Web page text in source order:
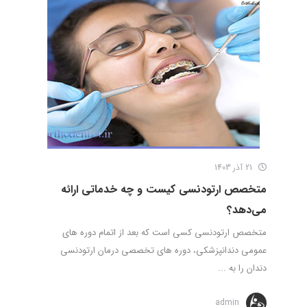
متخصص ارتودنسی کیست و چه خدماتی ارائه
می‌دهد؟
متخصص ارتودنسی کسی است که بعد از اتمام دوره های
عمومی دندانپزشکی، دوره های تخصصی درمان ارتودنسی
دندان را به ...
admin